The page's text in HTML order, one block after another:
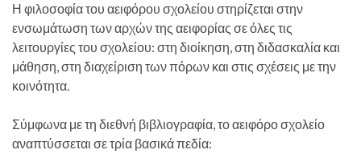
Η φιλοσοφία του αειφόρου σχολείου στηρίζεται στην
ενσωμάτωση των αρχών της αειφορίας σε όλες τις
λειτουργίες του σχολείου: στη διοίκηση, στη διδασκαλία και
μάθηση, στη διαχείριση των πόρων και στις σχέσεις με την
κοινότητα.
Σύμφωνα με τη διεθνή βιβλιογραφία, το αειφόρο σχολείο
αναπτύσσεται σε τρία βασικά πεδία: